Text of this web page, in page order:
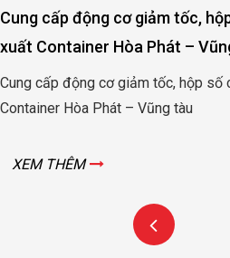
xuất Container Hòa Phát –
Cung cấp động cơ giảm tốc, hộp số
Container Hòa Phát – Vũng tàu